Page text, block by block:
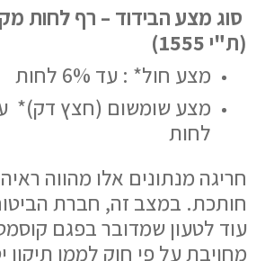
סוג מצע הבידוד – רף לחות
(ת"י 1555)
מצע חול* : עד 6% לחות
לחות
חריגה מנתונים אלו מהווה
חותכת. במצב זה, חברת
עוד לטעון שמדובר בפגם
מחויבת על פי חוק לממן תיקון